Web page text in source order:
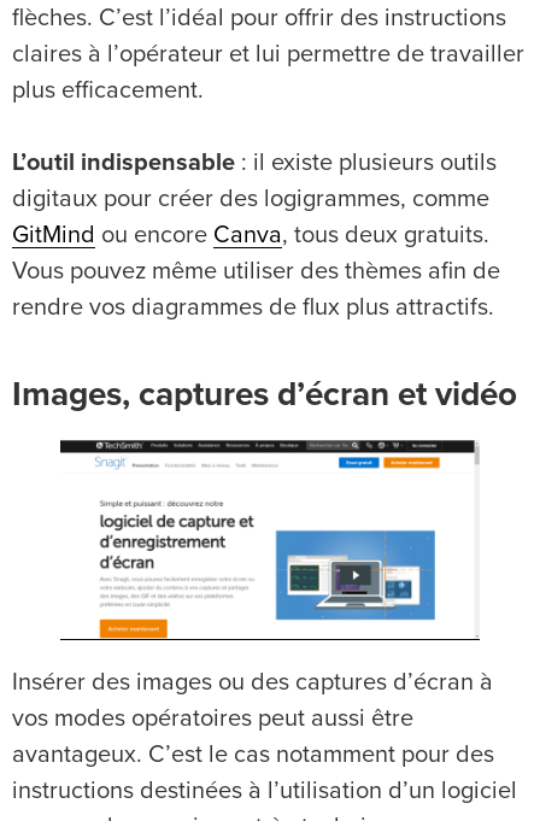
flèches. C’est l’idéal pour offrir des instructions
claires à l’opérateur et lui permettre de travailler
plus efficacement.
L’outil indispensable : il existe plusieurs outils
digitaux pour créer des logigrammes, comme
GitMind ou encore Canva, tous deux gratuits.
Vous pouvez même utiliser des thèmes afin de
rendre vos diagrammes de flux plus attractifs.
Images, captures d’écran et vidéo
Insérer des images ou des captures d’écran à
vos modes opératoires peut aussi être
avantageux. C’est le cas notamment pour des
instructions destinées à l’utilisation d’un logiciel